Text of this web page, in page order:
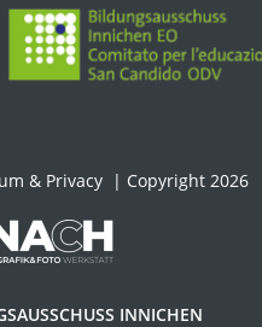
& Privacy | Copyright 2026
INNICHEN